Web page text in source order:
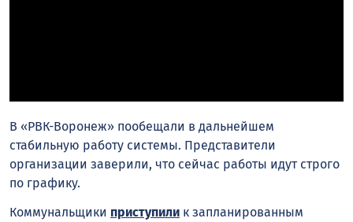
В «РВК-Воронеж» пообещали в дальнейшем
стабильную работу системы. Представители
организации заверили, что сейчас работы идут строго
по графику.
Коммунальщики приступили к запланированным